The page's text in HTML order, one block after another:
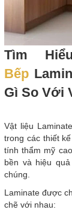
Tìm
Bếp
Gì So Với
Vật liệu
trong các thiết
tính thẩm mỹ
bền và hiệu
chúng.
Laminate được
chẽ với nhau: